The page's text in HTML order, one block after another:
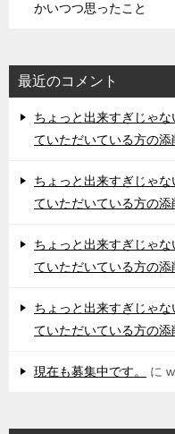
かいつつ思ったこと
最近のコメント
ちょっと出来すぎじゃ
ていただいている方の添
ちょっと出来すぎじゃ
ていただいている方の添
ちょっと出来すぎじゃ
ていただいている方の添
ちょっと出来すぎじゃ
ていただいている方の添
現在も募集中です。 に